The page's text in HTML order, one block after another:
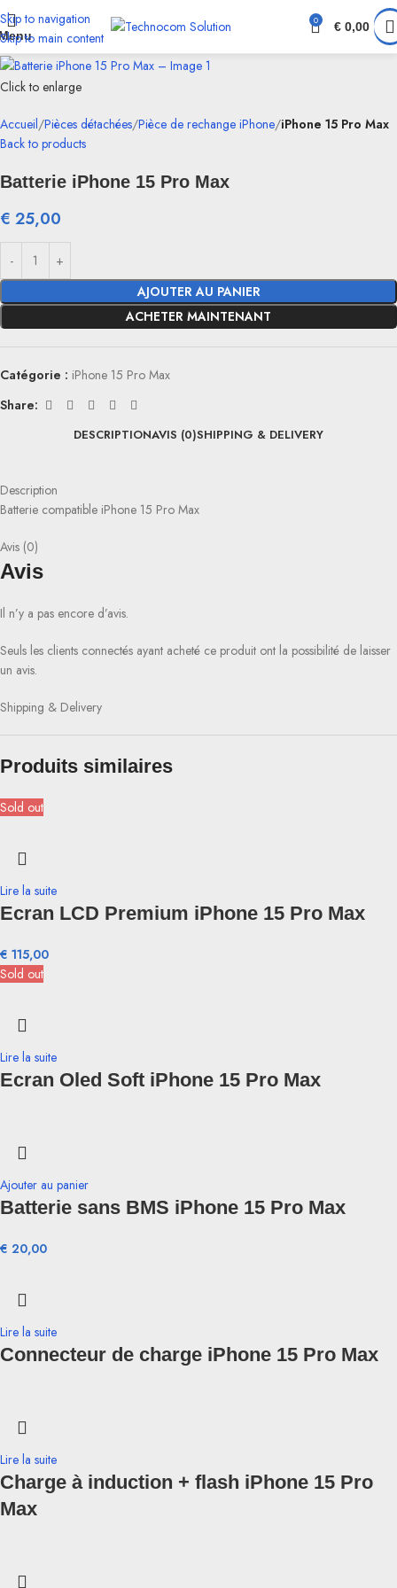
Skip to navigation
Skip to main content
0 € 0,00
Click to enlarge
Accueil Pièces détachées Pièce de rechange iPhone iPhone 15 Pro Max
Back to products
Batterie iPhone 15 Pro Max
€ 25,00
AJOUTER AU PANIER
ACHETER MAINTENANT
Catégorie : iPhone 15 Pro Max
Share:
DESCRIPTIONAVIS (0)SHIPPING & DELIVERY
Description
Batterie compatible iPhone 15 Pro Max
Avis (0)
Avis
Il n’y a pas encore d’avis.
Seuls les clients connectés ayant acheté ce produit ont la possibilité de laisser
un avis.
Shipping & Delivery
Produits similaires
Sold out
Lire la suite
Ecran LCD Premium iPhone 15 Pro Max
€ 115,00
Sold out
Lire la suite
Ecran Oled Soft iPhone 15 Pro Max
Ajouter au panier
Batterie sans BMS iPhone 15 Pro Max
€ 20,00
Lire la suite
Connecteur de charge iPhone 15 Pro Max
Lire la suite
Charge à induction + flash iPhone 15 Pro
Max